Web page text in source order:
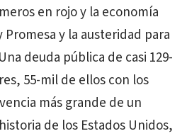
en rojo y la economía
Promesa y la austeridad para
deuda pública de casi 129-
55-mil de ellos con los
más grande de un
de los Estados Unidos,